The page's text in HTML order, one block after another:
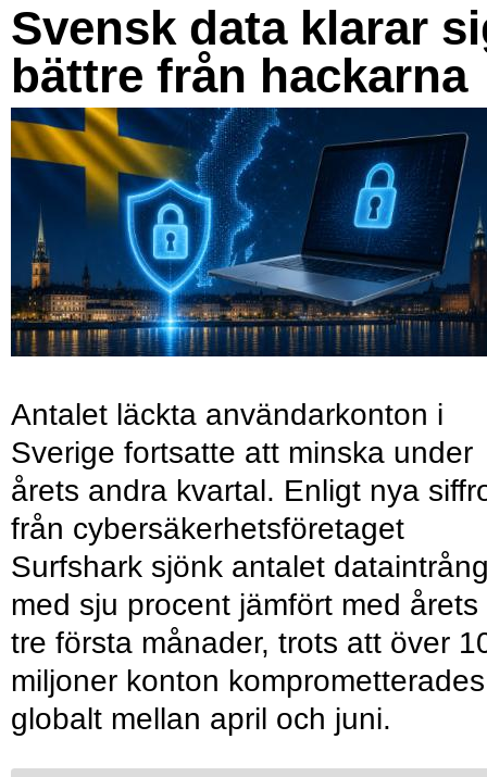
Svensk data klarar
bättre från hackarna
Antalet läckta användarkonton i
Sverige fortsatte att minska under
årets andra kvartal. Enligt nya
från cybersäkerhetsföretaget
Surfshark sjönk antalet
med sju procent jämfört med årets
tre första månader, trots att över
miljoner konton komprometterades
globalt mellan april och juni.